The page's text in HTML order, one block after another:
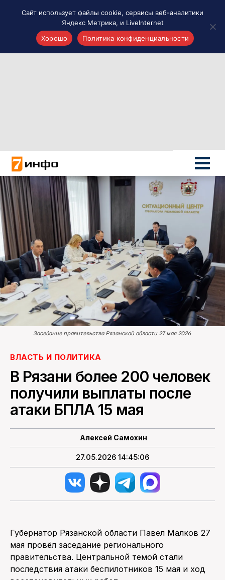
Новости России
Политика
Новости мира
Все материалы 7инфо
О НАС
ПОИСК ПО САЙТУ
Заседание правительства Рязанской области 27 мая 2026
ВЛАСТЬ И ПОЛИТИКА
В Рязани более 200 человек
получили выплаты после
атаки БПЛА 15 мая
Алексей Самохин
27.05.2026 14:45:06
Губернатор Рязанской области Павел Малков 27
мая провёл заседание регионального
правительства. Центральной темой стали
последствия атаки беспилотников 15 мая и ход
Сайт использует файлы cookie, сервисы веб-аналитики
Яндекс Метрика, и LiveInternet
Хорошо
Политика конфиденциальности